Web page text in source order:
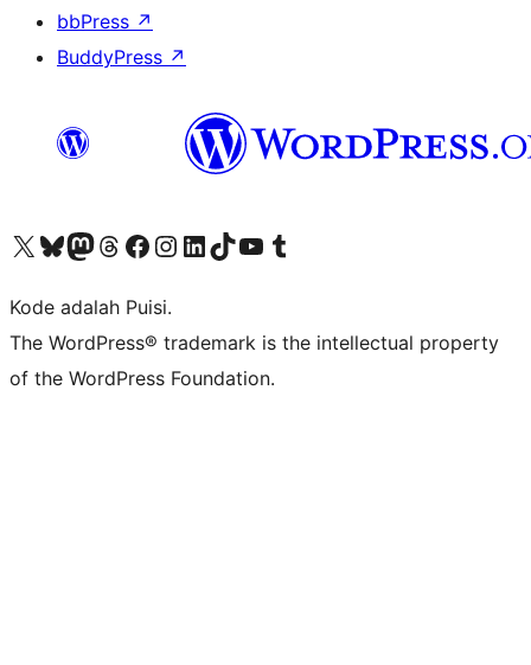
bbPress ↗
BuddyPress ↗
Kunjungi akun X (sebelumnya Twitter) kamiVisit our Bluesky account
Kunjungi akun Mastodon kami
Visit our Threads account
Kunjungi halaman Facebook kamiKunjungi akun Instagram kamiKunjungi akun LinkedIn kami
Visit our TikTok account
Kunjungi channel YouTube kamiVisit our Tumblr account
Kode adalah Puisi.
The WordPress® trademark is the intellectual property
of the WordPress Foundation.